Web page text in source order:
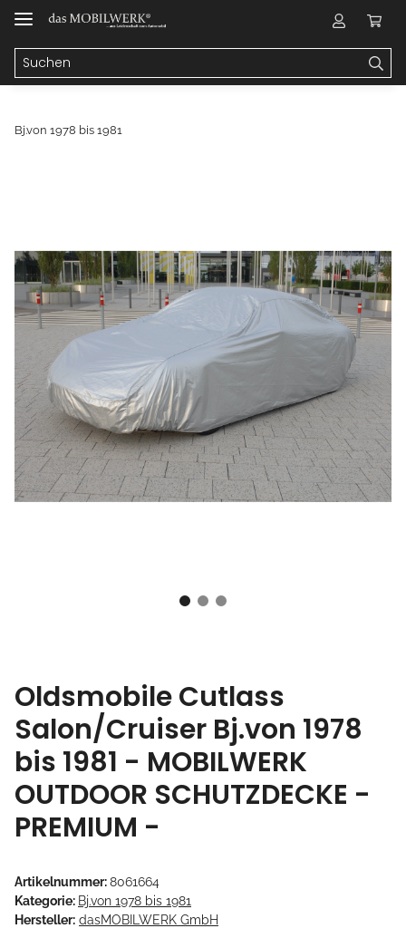
Bj.von 1978 bis 1981
Oldsmobile Cutlass
Salon/Cruiser Bj.von 1978
bis 1981 - MOBILWERK
OUTDOOR SCHUTZDECKE -
PREMIUM -
Artikelnummer:8061664
Kategorie: Bj.von 1978 bis 1981
Hersteller: dasMOBILWERK GmbH